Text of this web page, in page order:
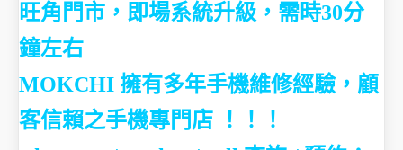
旺角門市，即場系統升級，需時30分
鐘左右
MOKCHI 擁有多年手機維修經驗，顧
客信賴之手機專門店 ！！！